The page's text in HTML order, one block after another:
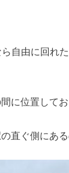
自由に回れた
に位置して
直ぐ側にある